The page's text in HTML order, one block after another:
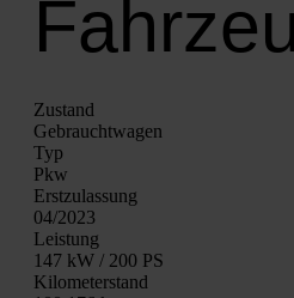
Zustand
Gebraucht­wa­gen
Typ
Pkw
Erst­zu­las­sung
04/2023
Leis­tung
147 kW / 200 PS
Kilo­me­ter­stand